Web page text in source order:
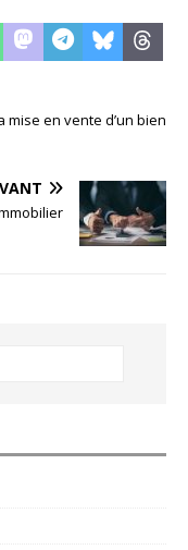
en vente d’un bien